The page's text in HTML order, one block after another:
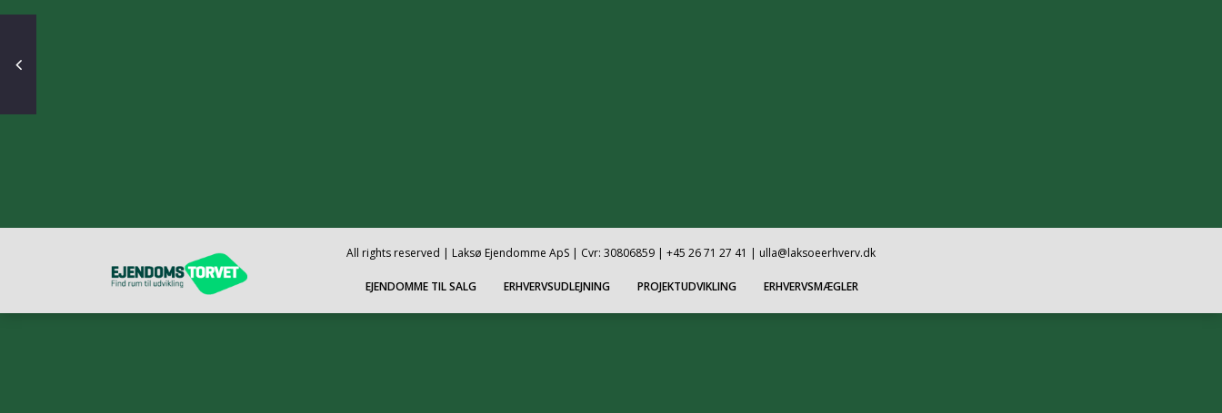
All rights reserved | Laksø Ejendomme ApS | Cvr: 30806859 | +45 26 71 27 41 | ulla@laksoeerhverv.dk
EJENDOMME TIL SALG ERHVERVSUDLEJNING PROJEKTUDVIKLING ERHVERVSMÆGLER